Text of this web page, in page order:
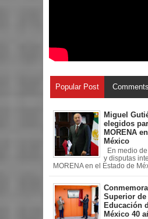
Popular Post Comments
Miguel
elegidos
MORENA
México
En medio
y disputas
MORENA en el Estado de
Superior
Educación
México 40